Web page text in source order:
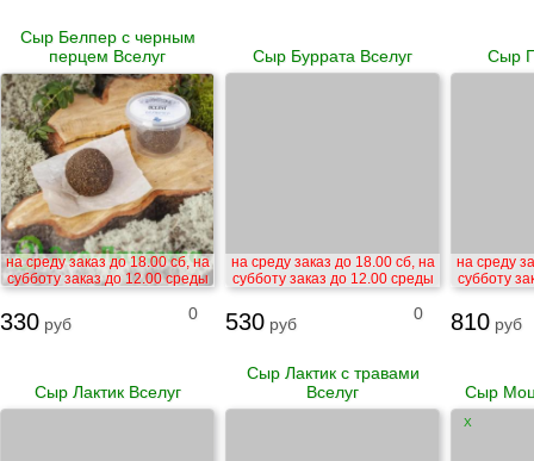
Сыр Белпер с черным
перцем Вселуг
на среду заказ до 18.00 сб, на
субботу заказ до 12.00 среды
330 руб
0
Сыр Буррата Вселуг
на среду заказ до 18.00 сб, на
субботу заказ до 12.00 среды
530 руб
0
Сыр
на среду
субботу
810 руб
Сыр Лактик Вселуг
Сыр Лактик с травами
Вселуг
Сыр
X